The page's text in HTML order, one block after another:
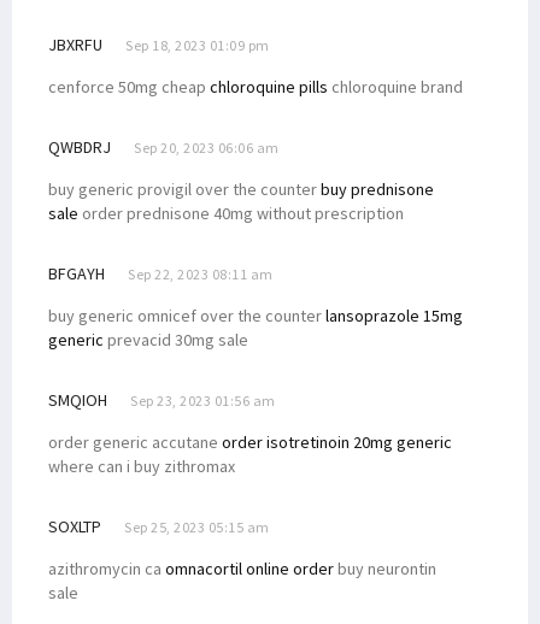
JBXRFU Sep 18, 2023 01:09 pm
cenforce 50mg cheap chloroquine pills chloroquine brand
QWBDRJ Sep 20, 2023 06:06 am
buy generic provigil over the counterbuy prednisone
sale order prednisone 40mg without prescription
BFGAYH Sep 22, 2023 08:11 am
buy generic omnicef over the counterlansoprazole 15mg
generic prevacid 30mg sale
SMQIOH Sep 23, 2023 01:56 am
order generic accutane order isotretinoin 20mg generic
where can i buy zithromax
SOXLTP Sep 25, 2023 05:15 am
azithromycin ca omnacortil online orderbuy neurontin
sale